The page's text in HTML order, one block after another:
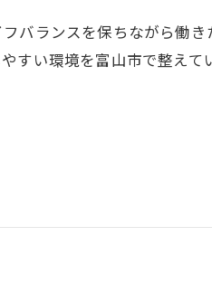
フバランスを保ちながら働
すい環境を富山市で整えて